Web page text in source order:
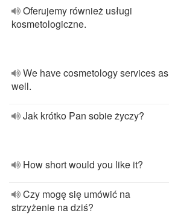
Oferujemy również usługi
kosmetologiczne.
We have cosmetology services as
well.
Jak krótko Pan sobie życzy?
How short would you like it?
Czy mogę się umówić na
strzyżenie na dziś?